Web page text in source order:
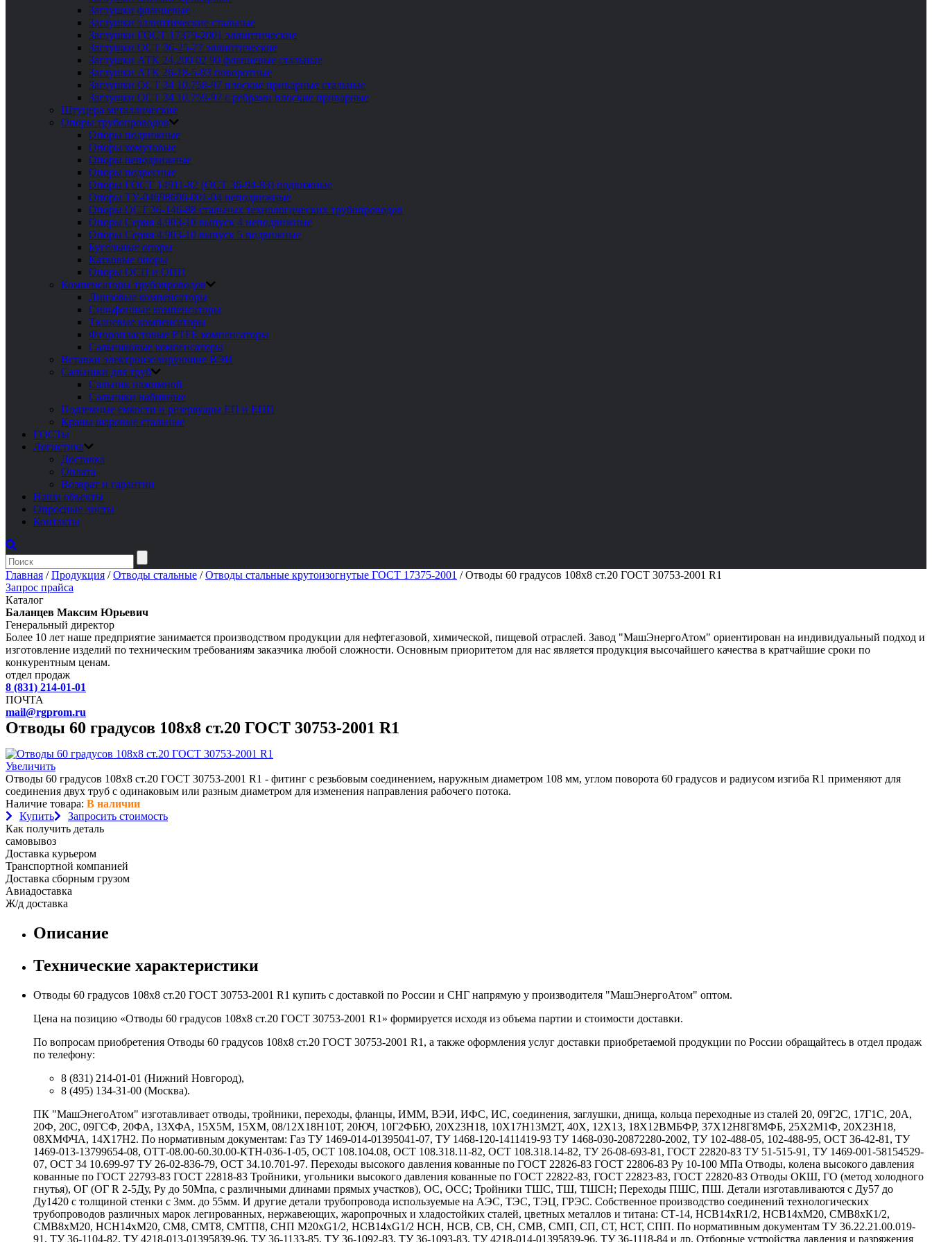
Заглушки фланцевые
Заглушки эллиптические стальные
Заглушки ГОСТ 17379-2001 эллиптические
Заглушки ОСТ 36-25-77 эллиптические
Заглушки АТК 24.200 02 90 фланцевые стальные
Заглушки АТК 26-18-5-93 поворотные
Заглушки ОСТ 34 10.758-97 плоские приварные стальные
Заглушки ОСТ 34 10.759-97 с ребрами плоские приварные
Штуцера металлические
Опоры трубопроводов
Опоры подвижные
Опоры хомутовые
Опоры неподвижные
Опоры подвесные
Опоры ГОСТ 14911-82 (ОСТ 36-94-83) подвижные
Опоры ТУ-04698606-001-04 неподвижные
Опоры ОСТ 36-146-88 стальных технологических трубопроводов
Опоры Серия 4.903-10 выпуск 4 неподвижные
Опоры Серия 4.903-10 выпуск 5 подвижные
Бугельные опоры
Катковые опоры
Опоры ОСП и ОПП
Компенсаторы трубопроводов
Линзовые компенсаторы
Сильфонные компенсаторы
Тканевые компенсаторы
Фторопластовые PTFE компенсаторы
Сальниковые компенсаторы
Вставки электроизолирующие ВЭИ
Сальники для труб
Сальник нажимной
Сальники набивные
Подземные емкости и резервуары ЕП и ЕПП
Краны шаровые стальные
ГОСТы
Логистика
Доставка
Оплата
Возврат и гарантии
Наши объекты
Опросные листы
Контакты
Главная /Продукция /Отводы стальные /Отводы стальные крутоизогнутые ГОСТ 17375-2001 /Отводы 60 градусов 108х8 ст.20 ГОСТ 30753-2001 R1
Запрос прайса
Каталог
Баланцев Максим Юрьевич
Генеральный директор
Более 10 лет наше предприятие занимается производством продукции для нефтегазовой, химической, пищевой отраслей. Завод "МашЭнергоАтом" ориентирован на индивидуальный подход и
изготовление изделий по техническим требованиям заказчика любой сложности. Основным приоритетом для нас является продукция высочайшего качества в кратчайшие сроки по
конкурентным ценам.
отдел продаж
8 (831) 214-01-01
ПОЧТА
mail@rgprom.ru
Отводы 60 градусов 108х8 ст.20 ГОСТ 30753-2001 R1
Увеличить
Отводы 60 градусов 108х8 ст.20 ГОСТ 30753-2001 R1 - фитинг с резьбовым соединением, наружным диаметром 108 мм, углом поворота 60 градусов и радиусом изгиба R1 применяют для
соединения двух труб с одинаковым или разным диаметром для изменения направления рабочего потока.
Наличие товара: В наличии
Купить
Запросить стоимость
Как получить деталь
самовывоз
Доставка курьером
Транспортной компанией
Доставка сборным грузом
Авиадоставка
Ж/д доставка
Описание
Технические характеристики
Отводы 60 градусов 108х8 ст.20 ГОСТ 30753-2001 R1 купить с доставкой по России и СНГ напрямую у производителя "МашЭнергоАтом" оптом.
Цена на позицию «Отводы 60 градусов 108х8 ст.20 ГОСТ 30753-2001 R1» формируется исходя из объема партии и стоимости доставки.
По вопросам приобретения Отводы 60 градусов 108х8 ст.20 ГОСТ 30753-2001 R1, а также оформления услуг доставки приобретаемой продукции по России обращайтесь в отдел продаж
по телефону:
8 (831) 214-01-01 (Нижний Новгород),
8 (495) 134-31-00 (Москва).
ПК "МашЭнегоАтом" изготавливает отводы, тройники, переходы, фланцы, ИММ, ВЭИ, ИФС, ИС, соединения, заглушки, днища, кольца переходные из сталей 20, 09Г2С, 17Г1С, 20А,
20Ф, 20С, 09ГСФ, 20ФА, 13ХФА, 15Х5М, 15ХМ, 08/12Х18Н10Т, 20ЮЧ, 10Г2ФБЮ, 20Х23Н18, 10Х17Н13М2Т, 40Х, 12Х13, 18Х12ВМБФР, 37Х12Н8Г8МФБ, 25Х2М1Ф, 20Х23Н18,
08ХМФЧА, 14Х17Н2. По нормативным документам: Газ ТУ 1469-014-01395041-07, ТУ 1468-120-1411419-93 ТУ 1468-030-20872280-2002, ТУ 102-488-05, 102-488-95, ОСТ 36-42-81, ТУ
1469-013-13799654-08, ОТТ-08.00-60.30.00-КТН-036-1-05, ОСТ 108.104.08, ОСТ 108.318.11-82, ОСТ 108.318.14-82, ТУ 26-08-693-81, ГОСТ 22820-83 ТУ 51-515-91, ТУ 1469-001-58154529-
07, ОСТ 34 10.699-97 ТУ 26-02-836-79, ОСТ 34.10.701-97. Переходы высокого давления кованные по ГОСТ 22826-83 ГОСТ 22806-83 Ру 10-100 МПа Отводы, колена высокого давления
кованные по ГОСТ 22793-83 ГОСТ 22818-83 Тройники, угольники высокого давления кованные по ГОСТ 22822-83, ГОСТ 22823-83, ГОСТ 22820-83 Отводы ОКШ, ГО (метод холодного
гнутья), ОГ (ОГ R 2-5Ду, Ру до 50Мпа, с различными длинами прямых участков), ОС, ОСС; Тройники ТШС, ТШ, ТШСН; Переходы ПШС, ПШ. Детали изготавливаются с Ду57 до
Ду1420 с толщиной стенки с 3мм. до 55мм. И другие детали трубопровода используемые на АЭС, ТЭС, ТЭЦ, ГРЭС. Собственное производство соединений технологических
трубопроводов различных марок легированных, нержавеющих, жаропрочных и хладостойких сталей, цветных металлов и титана: СТ-14, НСВ14хR1/2, НСВ14хМ20, СМВ8хК1/2,
СМВ8хМ20, НСН14хМ20, СМ8, СМТ8, СМТП8, СНП М20хG1/2, НСВ14хG1/2 НСН, НСВ, СВ, СН, СМВ, СМП, СП, СТ, НСТ, СПП. По нормативным документам ТУ 36.22.21.00.019-
91, ТУ 36-1104-82, ТУ 4218-013-01395839-96, ТУ 36-1133-85, ТУ 36-1092-83, ТУ 36-1093-83, ТУ 4218-014-01395839-96, ТУ 36-1118-84 и др. Отборные устройства давления и разряжения